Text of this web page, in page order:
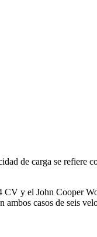
de carga se refiere
CV y el John Cooper
casos de seis